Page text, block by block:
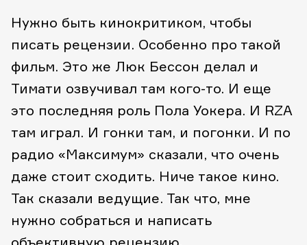
Нужно быть кинокритиком, чтобы
писать рецензии. Особенно про такой
фильм. Это же Люк Бессон делал и
Тимати озвучивал там кого-то. И еще
это последняя роль Пола Уокера. И RZA
там играл. И гонки там, и погонки. И по
радио «Максимум» сказали, что очень
даже стоит сходить. Ниче такое кино.
Так сказали ведущие. Так что, мне
нужно собраться и написать